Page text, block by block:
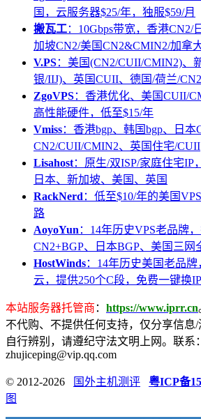
国，云服务器$25/年，独服$59/月
搬瓦工：10Gbps带宽，香港
加坡CN2/美国CN2&CMIN2/加拿
V.PS：美国(CN2/CUII/CMIN2)、
银/IIJ)、英国CUII、德国/荷兰/
ZgoVPS：香港优化、美国CUII/
高性能硬件，低至$15/年
Vmiss：香港bgp、韩国bgp、日本
CN2/CUII/CMIN2、英国住宅/CUII
Lisahost：原生/双ISP/家庭住宅IP
日本、新加坡、美国、英国
RackNerd ：低至$10/年的美国
路
AoyoYun ：14年历史VPS老品牌
CN2+BGP、日本BGP、美国三网
HostWinds：14年历史美国老品
云，提供250个C段，免费一键换IP
本站服务器托管商 ： https://www.iprr.cn
不代购、不提供任何支持，仅分享信息/
自行辨别，请遵纪守法文明上网。联系：
zhujiceping@vip.qq.com
© 2012-2026 国外主机测评 粤ICP备
图